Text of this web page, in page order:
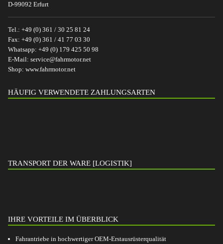
D-99092 Erfurt
Tel.: +49 (0) 361 / 30 25 81 24
Fax: +49 (0) 361 / 41 77 03 30
Whatsapp: +49 (0) 179 425 50 98
E-Mail: service@fahrmotor.net
Shop: www.fahrmotor.net
HÄUFIG VERWENDETE ZAHLUNGSARTEN
TRANSPORT DER WARE [LOGISTIK]
IHRE VORTEILE IM ÜBERBLICK
Fahrantriebe in hochwertiger OEM-Erstausrüsterqualität